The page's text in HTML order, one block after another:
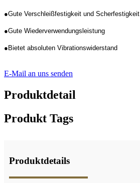
●Gute Verschleißfestigkeit und Scherfestigkeit
●Gute Wiederverwendungsleistung
●Bietet absoluten Vibrationswiderstand
E-Mail an uns senden
Produktdetail
Produkt Tags
Produktdetails